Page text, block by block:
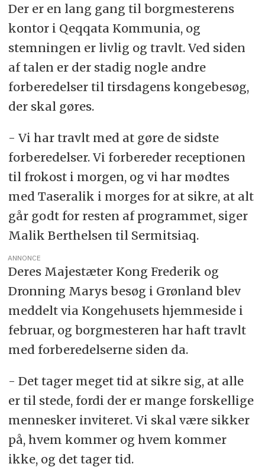
Der er en lang gang til borgmesterens
kontor i Qeqqata Kommunia, og
stemningen er livlig og travlt. Ved siden
af talen er der stadig nogle andre
forberedelser til tirsdagens kongebesøg,
der skal gøres.
- Vi har travlt med at gøre de sidste
forberedelser. Vi forbereder receptionen
til frokost i morgen, og vi har mødtes
med Taseralik i morges for at sikre, at alt
går godt for resten af programmet, siger
Malik Berthelsen til Sermitsiaq.
ANNONCE
Deres Majestæter Kong Frederik og
Dronning Marys besøg i Grønland blev
meddelt via Kongehusets hjemmeside i
februar, og borgmesteren har haft travlt
med forberedelserne siden da.
- Det tager meget tid at sikre sig, at alle
er til stede, fordi der er mange forskellige
mennesker inviteret. Vi skal være sikker
på, hvem kommer og hvem kommer
ikke, og det tager tid.